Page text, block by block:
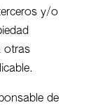
y/o
otras
de